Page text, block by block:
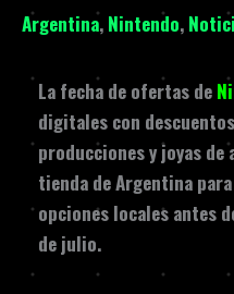
Argentina, Nintendo,
La fecha de ofertas de
digitales con
producciones y joyas de
tienda de Argentina
opciones locales antes
de julio.